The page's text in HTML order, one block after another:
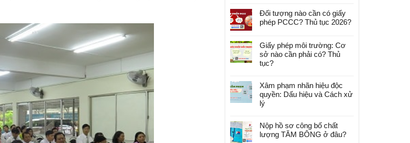
Đối tượng nào cần có giấy
phép PCCC? Thủ tục 2026?
Giấy phép môi trường: Cơ
sở nào cần phải có? Thủ
tục?
Xâm phạm nhãn hiệu độc
quyền: Dấu hiệu và Cách xử
lý
Nộp hồ sơ công bố chất
lượng TĂM BÔNG ở đâu?